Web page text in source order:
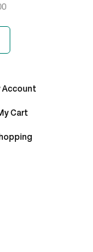
Account
Cart